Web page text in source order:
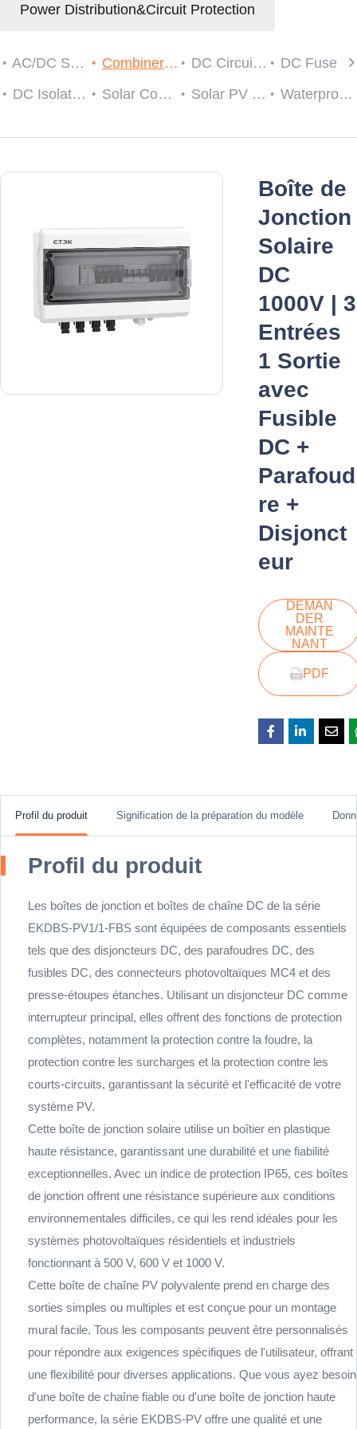
Power Distribution&Circuit Protection
AC/DC SPD Combiner Box DC Circuit Breaker
DC Fuse
DC Isolator Switch
Solar Connector Solar PV String Monitoring Device Waterproof Cable Gland
Boîte de
Jonction
Solaire
DC
1000V | 3
Entrées
1 Sortie
avec
Fusible
DC +
Parafoud
re +
Disjonct
eur
DEMAN
DER
MAINTE
NANT
PDF
Profil du produit Signification de la préparation du modèle
Profil du produit
Les boîtes de jonction et boîtes de chaîne DC de la série
EKDBS-PV1/1-FBS sont équipées de composants essentiels
tels que des disjoncteurs DC, des parafoudres DC, des
fusibles DC, des connecteurs photovoltaïques MC4 et des
presse-étoupes étanches. Utilisant un disjoncteur DC comme
interrupteur principal, elles offrent des fonctions de protection
complètes, notamment la protection contre la foudre, la
protection contre les surcharges et la protection contre les
courts-circuits, garantissant la sécurité et l'efficacité de votre
système PV.
Cette boîte de jonction solaire utilise un boîtier en plastique
haute résistance, garantissant une durabilité et une fiabilité
exceptionnelles. Avec un indice de protection IP65, ces boîtes
de jonction offrent une résistance supérieure aux conditions
environnementales difficiles, ce qui les rend idéales pour les
systèmes photovoltaïques résidentiels et industriels
fonctionnant à 500 V, 600 V et 1000 V.
Cette boîte de chaîne PV polyvalente prend en charge des
sorties simples ou multiples et est conçue pour un montage
mural facile. Tous les composants peuvent être personnalisés
pour répondre aux exigences spécifiques de l'utilisateur, offrant
une flexibilité pour diverses applications. Que vous ayez besoin
d'une boîte de chaîne fiable ou d'une boîte de jonction haute
performance, la série EKDBS-PV offre une qualité et une